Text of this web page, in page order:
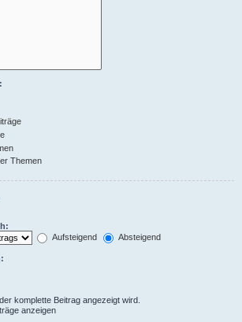
Themen
Aufsteigend
Absteigend
komplette Beitrag angezeigt wird.
anzeigen